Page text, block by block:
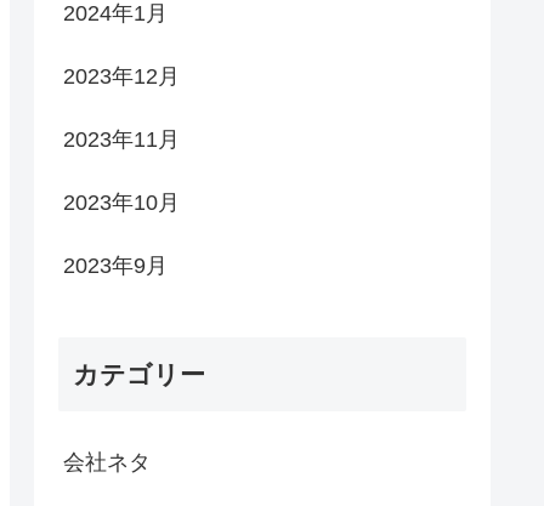
2024年1月
2023年12月
2023年11月
2023年10月
2023年9月
カテゴリー
会社ネタ